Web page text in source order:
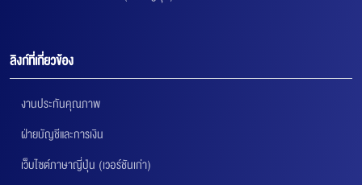
ลิงก์ที่เกี่ยวข้อง
งานประกันคุณภาพ
ฝ่ายบัญชีและการเงิน
เว็บไซต์ภาษาญี่ปุ่น (เวอร์ชันเก่า)